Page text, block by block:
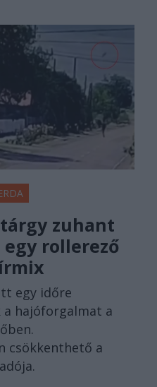
zuhant
egy rollerező
egy időre
hajóforgalmat a
csökkenthető a